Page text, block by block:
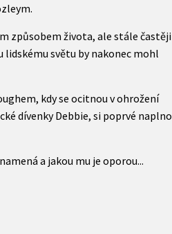
způsobem života, ale stále častěji
lidskému světu by nakonec mohl
kdy se ocitnou v ohrožení
dívenky Debbie, si poprvé naplno
a jakou mu je oporou...